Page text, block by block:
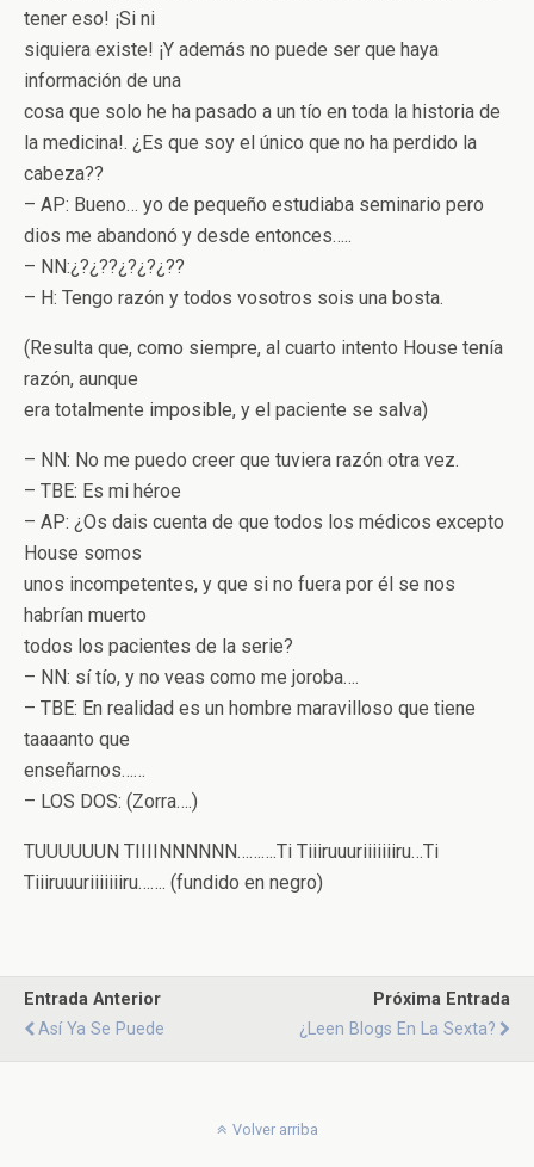
tener eso! ¡Si ni
siquiera existe! ¡Y además no puede ser que haya
información de una
cosa que solo he ha pasado a un tío en toda la historia de
la medicina!. ¿Es que soy el único que no ha perdido la
cabeza??
– AP: Bueno… yo de pequeño estudiaba seminario pero
dios me abandonó y desde entonces…..
– NN:¿?¿??¿?¿?¿??
– H: Tengo razón y todos vosotros sois una bosta.
(Resulta que, como siempre, al cuarto intento House tenía
razón, aunque
era totalmente imposible, y el paciente se salva)
– NN: No me puedo creer que tuviera razón otra vez.
– TBE: Es mi héroe
– AP: ¿Os dais cuenta de que todos los médicos excepto
House somos
unos incompetentes, y que si no fuera por él se nos
habrían muerto
todos los pacientes de la serie?
– NN: sí tío, y no veas como me joroba….
– TBE: En realidad es un hombre maravilloso que tiene
taaaanto que
enseñarnos……
– LOS DOS: (Zorra….)
TUUUUUUN TIIIINNNNNN……….Ti Tiiiruuuriiiiiiiru…Ti
Tiiiruuuriiiiiiiru……. (fundido en negro)
Entrada Anterior
Así Ya Se Puede
Próxima Entrada
¿Leen Blogs En La Sexta?
Volver arriba